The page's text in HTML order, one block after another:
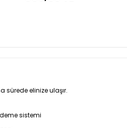
sürede elinize ulaşır.
sistemi